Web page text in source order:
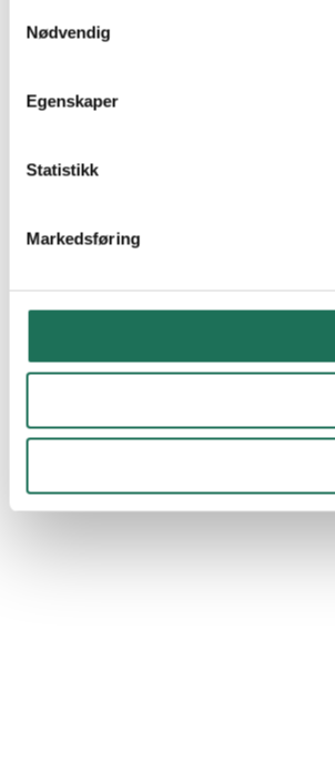
Nødvendig
Egenskaper
Statistikk
Markedsføring